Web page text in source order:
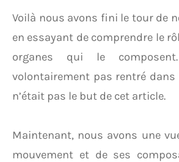
Voilà nous avons fini le tour de
en essayant de comprendre le
organes qui le
volontairement pas rentré dans
n’était pas le but de cet article.
Maintenant, nous avons une
mouvement et de ses